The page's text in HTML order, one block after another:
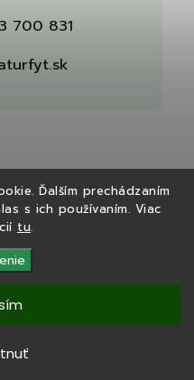
Ďalším prechádzaním
s ich používaním. Viac
tu.
700 831
. Všetky práva vyhradené.
| Design